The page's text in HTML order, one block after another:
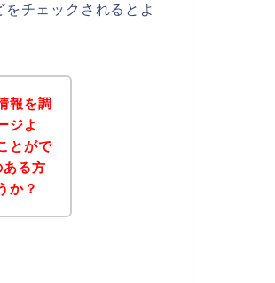
チェックされるとよ
報を調
ジよ
とがで
る方
か？